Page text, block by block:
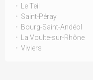
Le Teil
Saint-Péray
Bourg-Saint-Andéol
La Voulte-sur-Rhône
Viviers